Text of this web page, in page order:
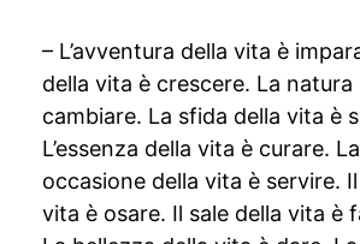
– L’avventura della vita è
della vita è crescere. La natura
cambiare. La sfida della vita è
L’essenza della vita è curare.
occasione della vita è servire.
vita è osare. Il sale della vita è